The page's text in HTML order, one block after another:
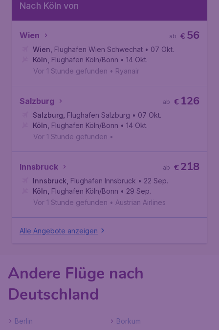
Nach Köln von
Wien €56
ab
Wien Flughafen Wien Schwechat • 07 Okt.
Köln Flughafen Köln/Bonn • 14 Okt.
Vor 1 Stunde gefunden • Ryanair
Salzburg € 126
ab
Salzburg Flughafen Salzburg • 07 Okt.
Köln Flughafen Köln/Bonn • 14 Okt.
Vor 1 Stunde gefunden •
Innsbruck €218
ab
Innsbruck Flughafen Innsbruck • 22 Sep.
Köln Flughafen Köln/Bonn • 29 Sep.
Vor 1 Stunde gefunden • Austrian Airlines
Alle Angebote anzeigen
Andere Flüge nach
Deutschland
Berlin
Borkum